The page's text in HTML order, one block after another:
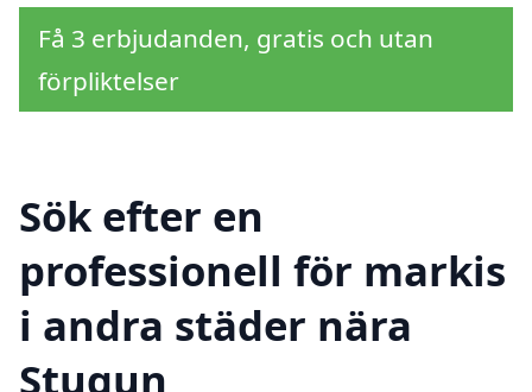
Få 3 erbjudanden, gratis och utan
förpliktelser
Sök efter en
professionell för markis
i andra städer nära
Stugun